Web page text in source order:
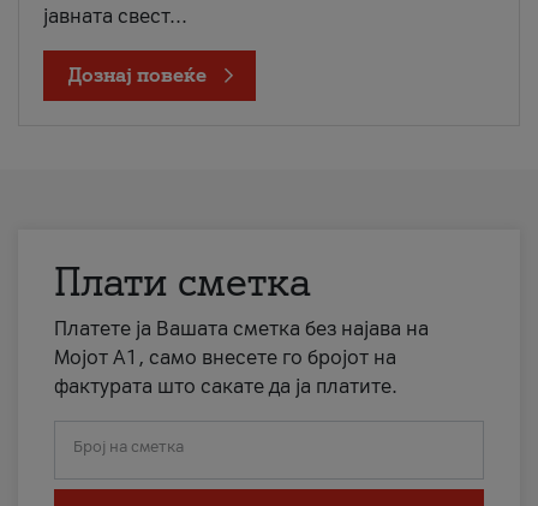
јавната свест...
Дознај повеќе
Плати сметка
Платете ја Вашата сметка без најава на
Мојот А1, само внесете го бројот на
фактурата што сакате да ја платите.
Број на сметка